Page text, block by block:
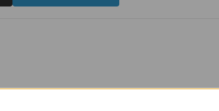
in 2019 with a